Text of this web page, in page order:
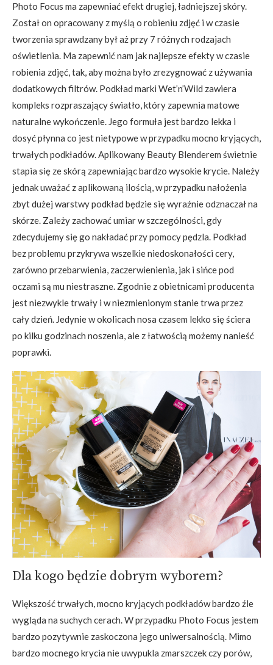
Photo Focus ma zapewniać efekt drugiej, ładniejszej skóry.
Został on opracowany z myślą o robieniu zdjęć i w czasie
tworzenia sprawdzany był aż przy 7 różnych rodzajach
oświetlenia. Ma zapewnić nam jak najlepsze efekty w czasie
robienia zdjęć, tak, aby można było zrezygnować z używania
dodatkowych filtrów. Podkład marki Wet’n’Wild zawiera
kompleks rozpraszający światło, który zapewnia matowe
naturalne wykończenie. Jego formuła jest bardzo lekka i
dosyć płynna co jest nietypowe w przypadku mocno kryjących,
trwałych podkładów. Aplikowany Beauty Blenderem świetnie
stapia się ze skórą zapewniając bardzo wysokie krycie. Należy
jednak uważać z aplikowaną ilością, w przypadku nałożenia
zbyt dużej warstwy podkład będzie się wyraźnie odznaczał na
skórze. Zależy zachować umiar w szczególności, gdy
zdecydujemy się go nakładać przy pomocy pędzla. Podkład
bez problemu przykrywa wszelkie niedoskonałości cery,
zarówno przebarwienia, zaczerwienienia, jak i sińce pod
oczami są mu niestraszne. Zgodnie z obietnicami producenta
jest niezwykle trwały i w niezmienionym stanie trwa przez
cały dzień. Jedynie w okolicach nosa czasem lekko się ściera
po kilku godzinach noszenia, ale z łatwością możemy nanieść
poprawki.
Dla kogo będzie dobrym wyborem?
Większość trwałych, mocno kryjących podkładów bardzo źle
wygląda na suchych cerach. W przypadku Photo Focus jestem
bardzo pozytywnie zaskoczona jego uniwersalnością. Mimo
bardzo mocnego krycia nie uwypukla zmarszczek czy porów,